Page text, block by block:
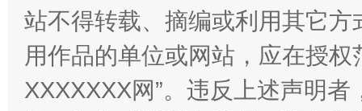
招工难、用工荒背后
站不得转载、摘编或利用其它
用作品的单位或网站，应在授
XXXXXXX网”。违反上述声明